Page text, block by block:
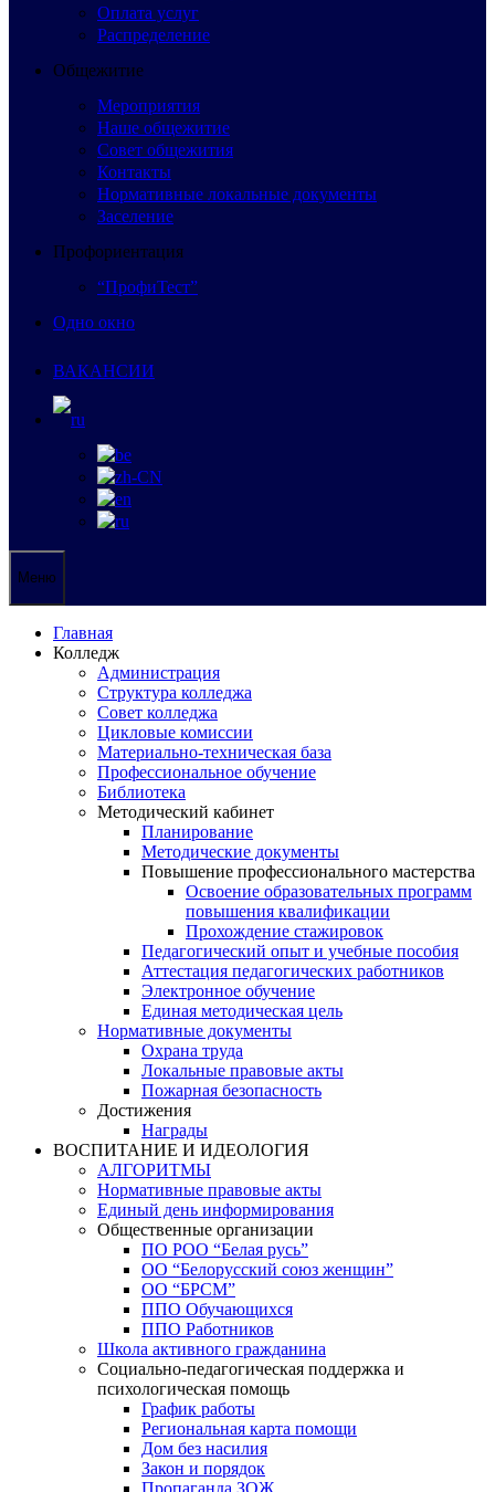
Оплата услуг
Распределение
Общежитие
Мероприятия
Наше общежитие
Совет общежития
Контакты
Нормативные локальные документы
Заселение
Профориентация
“ПрофиТест”
Одно окно
ВАКАНСИИ
Меню
Главная
Колледж
Администрация
Структура колледжа
Совет колледжа
Цикловые комиссии
Материально-техническая база
Профессиональное обучение
Библиотека
Методический кабинет
Планирование
Методические документы
Повышение профессионального мастерства
Освоение образовательных программ
повышения квалификации
Прохождение стажировок
Педагогический опыт и учебные пособия
Аттестация педагогических работников
Электронное обучение
Единая методическая цель
Нормативные документы
Охрана труда
Локальные правовые акты
Пожарная безопасность
Достижения
Награды
ВОСПИТАНИЕ И ИДЕОЛОГИЯ
АЛГОРИТМЫ
Нормативные правовые акты
Единый день информирования
Общественные организации
ПО РОО “Белая русь”
ОО “Белорусский союз женщин”
ОО “БРСМ”
ППО Обучающихся
ППО Работников
Школа активного гражданина
Социально-педагогическая поддержка и
психологическая помощь
График работы
Региональная карта помощи
Дом без насилия
Закон и порядок
Пропаганда ЗОЖ